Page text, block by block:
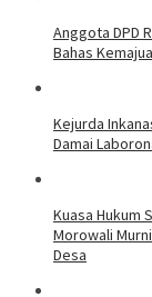
Anggota DPD
Bahas
Kejurda
Damai
Kuasa Hukum
Morowali
Desa